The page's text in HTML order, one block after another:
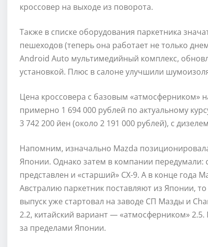
кроссовер на выходе из поворота.
Также в списке оборудования паркетника
пешеходов (теперь она работает не только
Android Auto мультимедийный комплекс,
установкой. Плюс в салоне улучшили
Цена кроссовера с базовым «атмосферником»
примерно 1 694 000 рублей по актуальному
3 742 200 йен (около 2 191 000 рублей), с
Напомним, изначально Mazda
Японии. Однако затем в компании
представлен и «старший» CX-9. А в конце года
Австралию паркетник поставляют из Японии,
выпуск уже стартовал на заводе СП Мазды и
2.2, китайский вариант — «атмосферником»
за пределами Японии.